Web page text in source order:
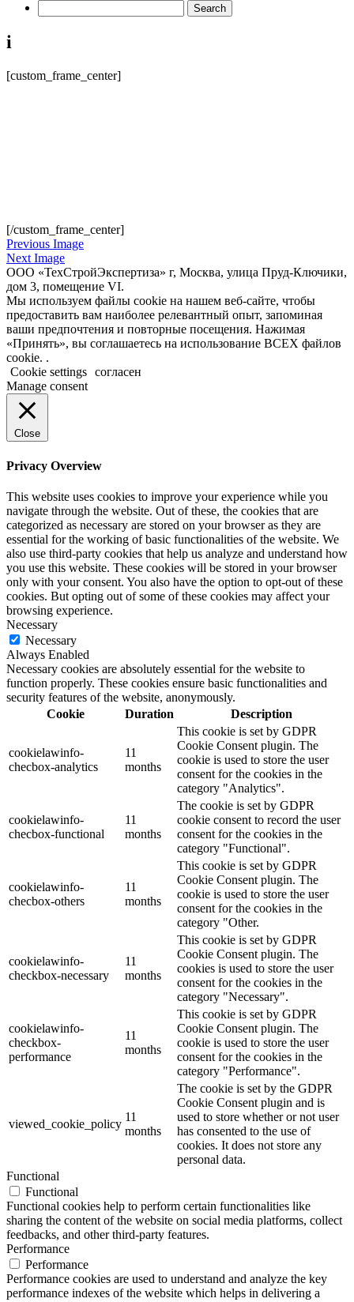
i
[custom_frame_center]
[/custom_frame_center]
Previous Image
Next Image
ООО «ТехСтройЭкспертиза» г, Москва, улица Пруд-Ключики,
дом 3, помещение VI.
Мы используем файлы cookie на нашем веб-сайте, чтобы
предоставить вам наиболее релевантный опыт, запоминая
ваши предпочтения и повторные посещения. Нажимая
«Принять», вы соглашаетесь на использование ВСЕХ файлов
cookie. .
Cookie settings согласен
Manage consent
Close
Privacy Overview
This website uses cookies to improve your experience while you
navigate through the website. Out of these, the cookies that are
categorized as necessary are stored on your browser as they are
essential for the working of basic functionalities of the website. We
also use third-party cookies that help us analyze and understand how
you use this website. These cookies will be stored in your browser
only with your consent. You also have the option to opt-out of these
cookies. But opting out of some of these cookies may affect your
browsing experience.
Necessary
Necessary
Always Enabled
Necessary cookies are absolutely essential for the website to
function properly. These cookies ensure basic functionalities and
security features of the website, anonymously.
Cookie
Duration Description
cookielawinfo-
checbox-analytics
11
months
This cookie is set by GDPR
Cookie Consent plugin. The
cookie is used to store the user
consent for the cookies in the
category "Analytics".
cookielawinfo-
checbox-functional
11
months
The cookie is set by GDPR
cookie consent to record the user
consent for the cookies in the
category "Functional".
cookielawinfo-
checbox-others
11
months
This cookie is set by GDPR
Cookie Consent plugin. The
cookie is used to store the user
consent for the cookies in the
category "Other.
cookielawinfo-
checkbox-necessary
11
months
This cookie is set by GDPR
Cookie Consent plugin. The
cookies is used to store the user
consent for the cookies in the
category "Necessary".
cookielawinfo-
checkbox-
performance
11
months
This cookie is set by GDPR
Cookie Consent plugin. The
cookie is used to store the user
consent for the cookies in the
category "Performance".
viewed_cookie_policy
11
months
The cookie is set by the GDPR
Cookie Consent plugin and is
used to store whether or not user
has consented to the use of
cookies. It does not store any
personal data.
Functional
Functional
Functional cookies help to perform certain functionalities like
sharing the content of the website on social media platforms, collect
feedbacks, and other third-party features.
Performance
Performance
Performance cookies are used to understand and analyze the key
performance indexes of the website which helps in delivering a